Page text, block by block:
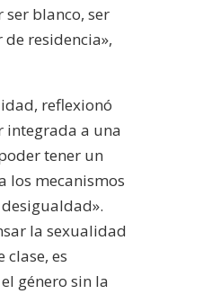
blanco, ser
residencia»,
reflexionó
integrada a una
tener un
los mecanismos
la sexualidad
clase, es
género sin la